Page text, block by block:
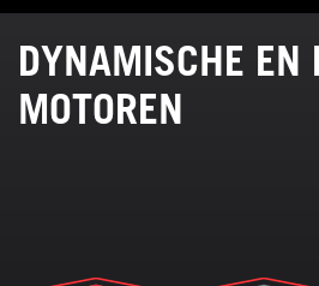
DYNAMISCHE EN
MOTOREN